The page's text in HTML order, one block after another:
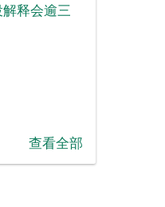
释会逾三
查看全部